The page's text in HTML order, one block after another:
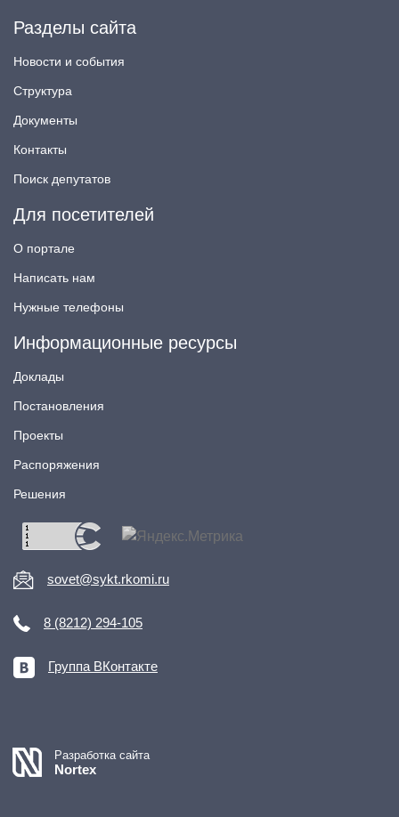
Разделы сайта
Новости и события
Структура
Документы
Контакты
Поиск депутатов
Для посетителей
О портале
Написать нам
Нужные телефоны
Информационные ресурсы
Доклады
Постановления
Проекты
Распоряжения
Решения
sovet@sykt.rkomi.ru
8 (8212) 294-105
Группа ВКонтакте
Разработка сайта
Nortex